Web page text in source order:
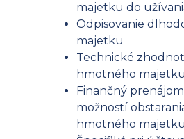
majetku do
Odpisovanie
majetku
Technické
hmotného majetku
Finančný
možností
hmotného majetku